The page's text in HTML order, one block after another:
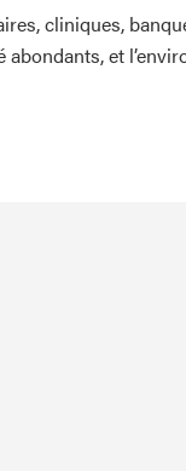
cliniques,
et